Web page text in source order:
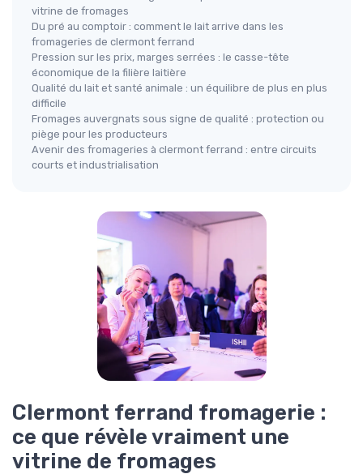
vitrine de fromages
Du pré au comptoir : comment le lait arrive dans les
fromageries de clermont ferrand
Pression sur les prix, marges serrées : le casse-tête
économique de la filière laitière
Qualité du lait et santé animale : un équilibre de plus en plus
difficile
Fromages auvergnats sous signe de qualité : protection ou
piège pour les producteurs
Avenir des fromageries à clermont ferrand : entre circuits
courts et industrialisation
Clermont ferrand fromagerie :
ce que révèle vraiment une
vitrine de fromages